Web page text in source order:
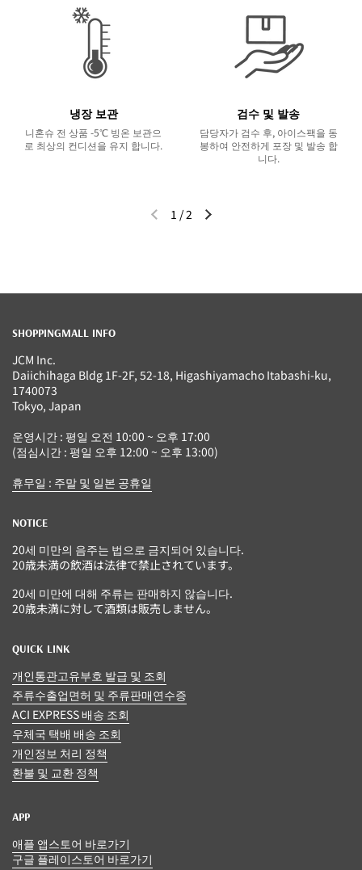
냉장 보관
니혼슈 전 상품 -5℃ 빙온 보관으
로 최상의 컨디션을 유지 합니다.
검수 및 발송
담당자가 검수 후, 아이스팩을 동
봉하여 안전하게 포장 및 발송 합
니다.
이전 슬라이드다음 슬라이드
1 /2
SHOPPINGMALL INFO
JCM Inc.
Daiichihaga Bldg 1F-2F, 52-18, Higashiyamacho Itabashi-ku,
1740073
Tokyo, Japan
운영시간 : 평일 오전 10:00 ~ 오후 17:00
(점심시간 : 평일 오후 12:00 ~ 오후 13:00)
휴무일 : 주말 및 일본 공휴일
NOTICE
20세 미만의 음주는 법으로 금지되어 있습니다.
20歳未満の飲酒は法律で禁止されています。
20세 미만에 대해 주류는 판매하지 않습니다.
20歳未満に対して酒類は販売しません。
QUICK LINK
개인통관고유부호 발급 및 조회
주류수출업면허 및 주류판매연수증
ACI EXPRESS 배송 조회
우체국 택배 배송 조회
개인정보 처리 정책
환불 및 교환 정책
APP
애플 앱스토어 바로가기
구글 플레이스토어 바로가기